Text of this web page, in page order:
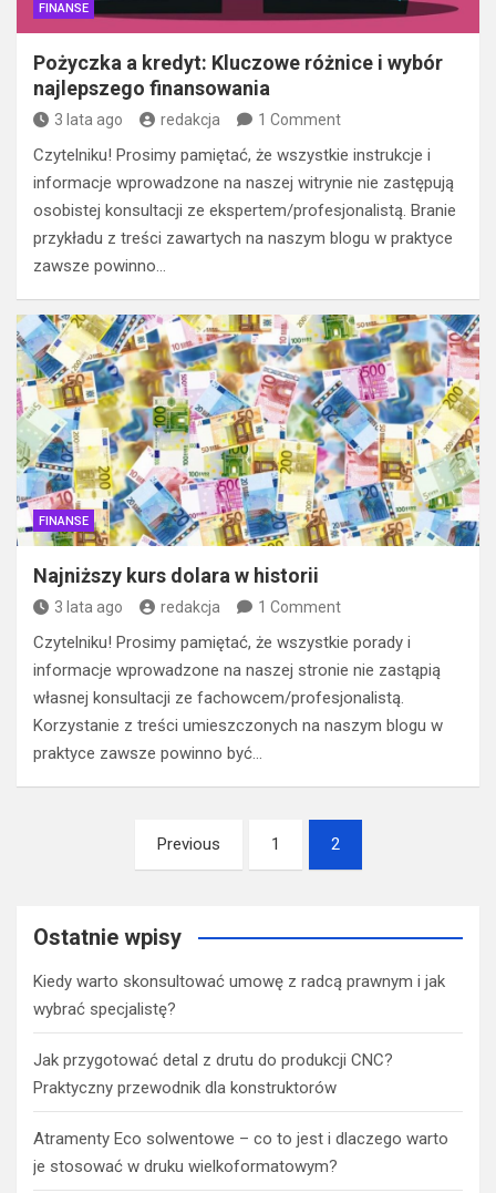
FINANSE
Pożyczka a kredyt: Kluczowe różnice i wybór
najlepszego finansowania
3 lata ago redakcja 1 Comment
Czytelniku! Prosimy pamiętać, że wszystkie instrukcje i
informacje wprowadzone na naszej witrynie nie zastępują
osobistej konsultacji ze ekspertem/profesjonalistą. Branie
przykładu z treści zawartych na naszym blogu w praktyce
zawsze powinno…
FINANSE
Najniższy kurs dolara w historii
3 lata ago redakcja 1 Comment
Czytelniku! Prosimy pamiętać, że wszystkie porady i
informacje wprowadzone na naszej stronie nie zastąpią
własnej konsultacji ze fachowcem/profesjonalistą.
Korzystanie z treści umieszczonych na naszym blogu w
praktyce zawsze powinno być…
Stronicowanie
Previous 1 2
Ostatnie wpisy
Kiedy warto skonsultować umowę z radcą prawnym i jak
wybrać specjalistę?
Jak przygotować detal z drutu do produkcji CNC?
Praktyczny przewodnik dla konstruktorów
Atramenty Eco solwentowe – co to jest i dlaczego warto
je stosować w druku wielkoformatowym?